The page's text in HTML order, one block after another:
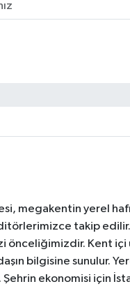
megakentin yerel
takip
önceliğimizdir. Kent içi
bilgisine sunulur.
ekonomisi için